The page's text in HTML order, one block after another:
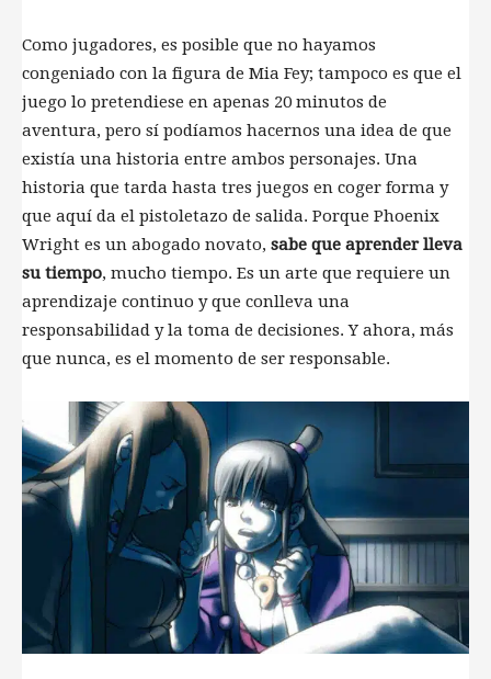
Como jugadores, es posible que no hayamos
congeniado con la figura de Mia Fey; tampoco es que el
juego lo pretendiese en apenas 20 minutos de
aventura, pero sí podíamos hacernos una idea de que
existía una historia entre ambos personajes. Una
historia que tarda hasta tres juegos en coger forma y
que aquí da el pistoletazo de salida. Porque Phoenix
Wright es un abogado novato, sabe que aprender lleva
su tiempo, mucho tiempo. Es un arte que requiere un
aprendizaje continuo y que conlleva una
responsabilidad y la toma de decisiones. Y ahora, más
que nunca, es el momento de ser responsable.